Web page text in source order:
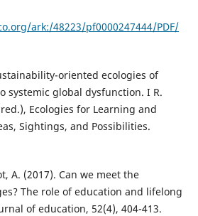
ark:/48223/pf0000247444/PDF/
oriented ecologies of
systemic global dysfunction. I R.
Ecologies for Learning and
Sightings, and Possibilities.
A. (2017). Can we meet the
The role of education and lifelong
of education, 52(4), 404-413.